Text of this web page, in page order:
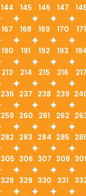
144 145 146 147
167 168 169 170 171
190 191 192 193
213 214 215 216 217
236 237 238 239
259 260 261 262
282 283 284 285
305 306 307 308
328 329 330 331